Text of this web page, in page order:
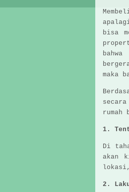
bisa
maka
1.
Di
akan
2.